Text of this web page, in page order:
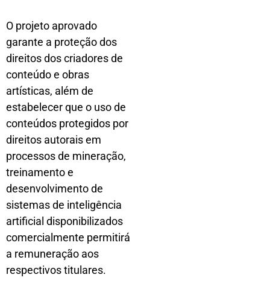
O projeto aprovado
garante a proteção dos
direitos dos criadores de
conteúdo e obras
artísticas, além de
estabelecer que o uso de
conteúdos protegidos por
direitos autorais em
processos de mineração,
treinamento e
desenvolvimento de
sistemas de inteligência
artificial disponibilizados
comercialmente permitirá
a remuneração aos
respectivos titulares.